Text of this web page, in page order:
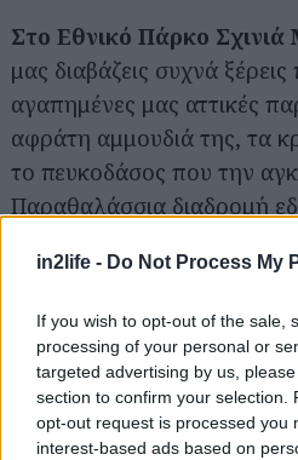
in2life - Do Not Process My
If you wish to opt-out of the sale,
processing of your personal or
targeted advertising by us,
section to confirm your selection.
opt-out request is processed you
interest-based ads based on
Στο Εθνικό Πάρκο
μας διαβάζεις συχνά
αγαπημένες μας αττικές
αφράτη αμμουδιά της, τα
το πευκοδάσος που την
Παραθαλάσσια διαδρομή
μπορείς όμως είτε να
παραλίας, που εκτείνεται
λέει το περπάτημα πάνω
απομακρυνθείς λίγο από
τις βουτιές και να
Εθνικού Πάρκου –
Αναζήτηση
για...